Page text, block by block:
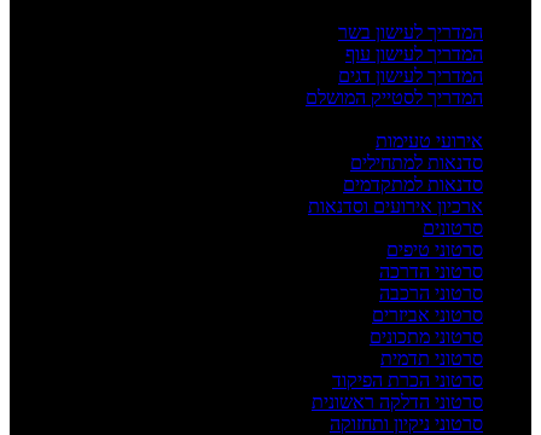
המדריך לעישון בשר
המדריך לעישון עוף
המדריך לעישון דגים
המדריך לסטייק המושלם
אירועי טעימות
סדנאות למתחילים
סדנאות למתקדמים
ארכיון אירועים וסדנאות
סרטונים
סרטוני טיפים
סרטוני הדרכה
סרטוני הרכבה
סרטוני אביזרים
סרטוני מתכונים
סרטוני תדמית
סרטוני הכרת הפיקוד
סרטוני הדלקה ראשונית
סרטוני ניקיון ותחזוקה